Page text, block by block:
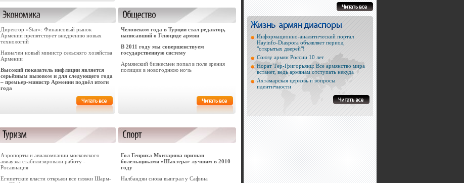
Директор «Star»: Финансовый рынок
Армении препятствует внедрению новых
технологий
Назначен новый министр сельского хозяйства
Армении
Высокий показатель инфляции является
серьёзным вызовом и для следующего года
– премьер-министр Армении подвёл итоги
года
Человеком года в Турции стал редактор,
написавший о Геноциде армян
В 2011 году мы совершенствуем
государственную систему
Армянский бизнесмен попал в поле зрения
полиции в новогоднюю ночь
Аэропорты и авиакомпании московского
авиаузла стабилизировали работу -
Росавиация
Египетские власти открыли все пляжи Шарм-
Гол Генриха Мхитаряна признан
болельщиками «Шахтера» лучшим в 2010
году
Налбандян снова выиграл у Сафина
Информационно-аналитический портал
Hayinfo-Diaspora объявляет период
"открытых дверей"!
Союзу армян России 10 лет
Норат Тер-Григорьянц: Все армянство мира
встанет, ведь армянам отступать некуда
Ахтамарская церковь и вопросы
идентичности